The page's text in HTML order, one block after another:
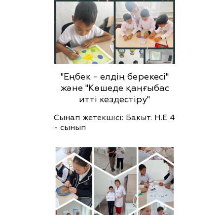
"Еңбек - елдің берекесі"
және "Көшеде қаңғыбас
итті кездестіру"
Сынап жетекшісі: Бакыт. Н.Е 4
- сынып